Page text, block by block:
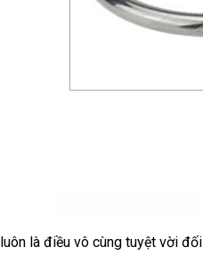
là điều vô cùng tuyệt vời đối